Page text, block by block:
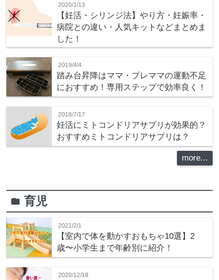
2020/1/13
【妊活・シリンジ法】やり方・妊娠率・
病院との違い・人気キットなどまとめま
した！
2019/4/4
踏み台昇降はママ・プレママの運動不足
におすすめ！専用ステップで効率良く！
2018/7/17
妊活にミトコンドリアサプリが効果的？
おすすめミトコンドリアサプリは？
more...
folder 育児
2021/2/1
【室内で体を動かすおもちゃ10選】2
歳〜小学生まで年齢別に紹介！
2020/12/18